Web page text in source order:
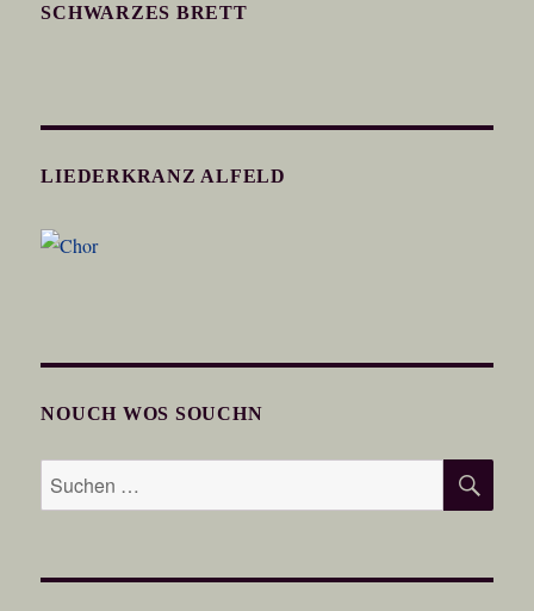
SCHWARZES BRETT
LIEDERKRANZ ALFELD
NOUCH WOS SOUCHN
Suchen
nach: